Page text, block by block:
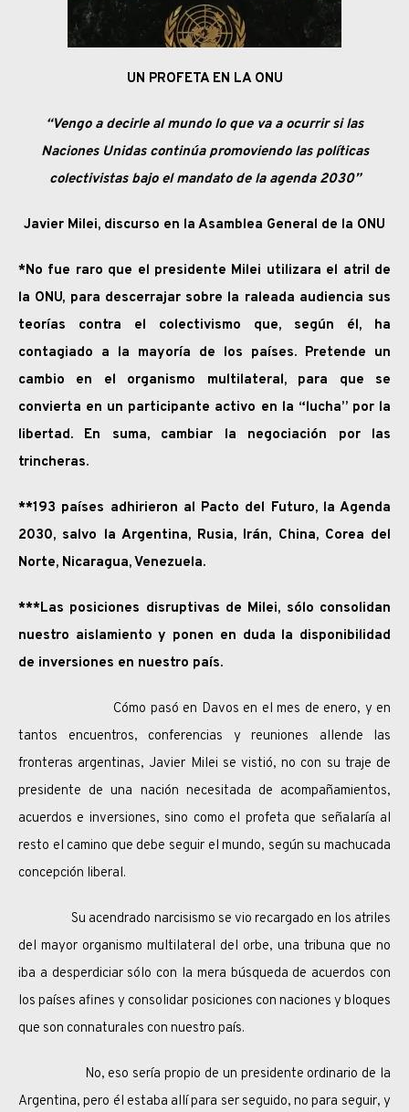
UN PROFETA EN LA ONU
“Vengo a decirle al mundo lo que va a ocurrir si las
Naciones Unidas continúa promoviendo las políticas
colectivistas bajo el mandato de la agenda 2030”
Javier Milei, discurso en la Asamblea General de la ONU
*No fue raro que el presidente Milei utilizara el atril de
la ONU, para descerrajar sobre la raleada audiencia sus
teorías contra el colectivismo que, según él, ha
contagiado a la mayoría de los países. Pretende un
cambio en el organismo multilateral, para que se
convierta en un participante activo en la “lucha” por la
libertad. En suma, cambiar la negociación por las
trincheras.
**193 países adhirieron al Pacto del Futuro, la Agenda
2030, salvo la Argentina, Rusia, Irán, China, Corea del
Norte, Nicaragua, Venezuela.
***Las posiciones disruptivas de Milei, sólo consolidan
nuestro aislamiento y ponen en duda la disponibilidad
de inversiones en nuestro país.
Cómo pasó en Davos en el mes de enero, y en
tantos encuentros, conferencias y reuniones allende las
fronteras argentinas, Javier Milei se vistió, no con su traje de
presidente de una nación necesitada de acompañamientos,
acuerdos e inversiones, sino como el profeta que señalaría al
resto el camino que debe seguir el mundo, según su machucada
concepción liberal.
Su acendrado narcisismo se vio recargado en los atriles
del mayor organismo multilateral del orbe, una tribuna que no
iba a desperdiciar sólo con la mera búsqueda de acuerdos con
los países afines y consolidar posiciones con naciones y bloques
que son connaturales con nuestro país.
No, eso sería propio de un presidente ordinario de la
Argentina, pero él estaba allí para ser seguido, no para seguir, y